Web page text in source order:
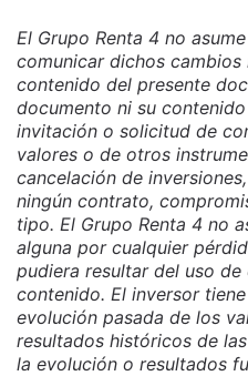
El Grupo Renta 4 no
comunicar dichos
contenido del presente
documento ni su
invitación o solicitud de
valores o de otros
cancelación de
ningún contrato,
tipo. El Grupo Renta 4 no
alguna por cualquier
pudiera resultar del uso
contenido. El inversor
evolución pasada de los
resultados históricos de
la evolución o resultados